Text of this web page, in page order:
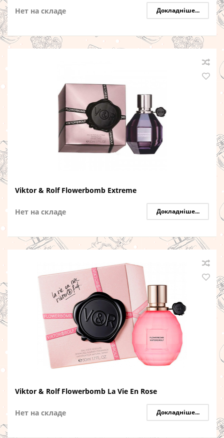
Нет на складе Докладніше...
Viktor & Rolf Flowerbomb Extreme
Нет на складе Докладніше...
Viktor & Rolf Flowerbomb La Vie En Rose
Нет на складе Докладніше...